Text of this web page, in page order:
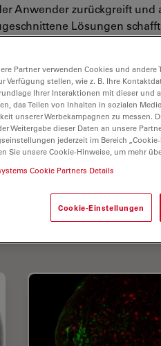
Anwender zurückgreift und
Lösungen
in drei Divisionen
in ihrem jeweiligen
und Medizin.
in 5
Händlernetz
Partner verwenden Cookies und
Verfügung stellen, wie z. B. Ihre
Ihrer Interaktionen mit dieser und
das Teilen von Inhalten in sozialen
unserer Werbekampagnen zu messen.
Weitergabe dieser Daten an unsere
jederzeit im Bereich
Sie unsere Cookie-Hinweise, um mehr
Cookie Partners Details
Cookie-Einstellungen